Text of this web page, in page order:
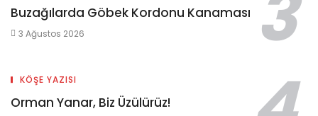
Buzağılarda Göbek Kordonu Kanaması
3 Ağustos 2026
KÖŞE YAZISI
Orman Yanar, Biz Üzülürüz!